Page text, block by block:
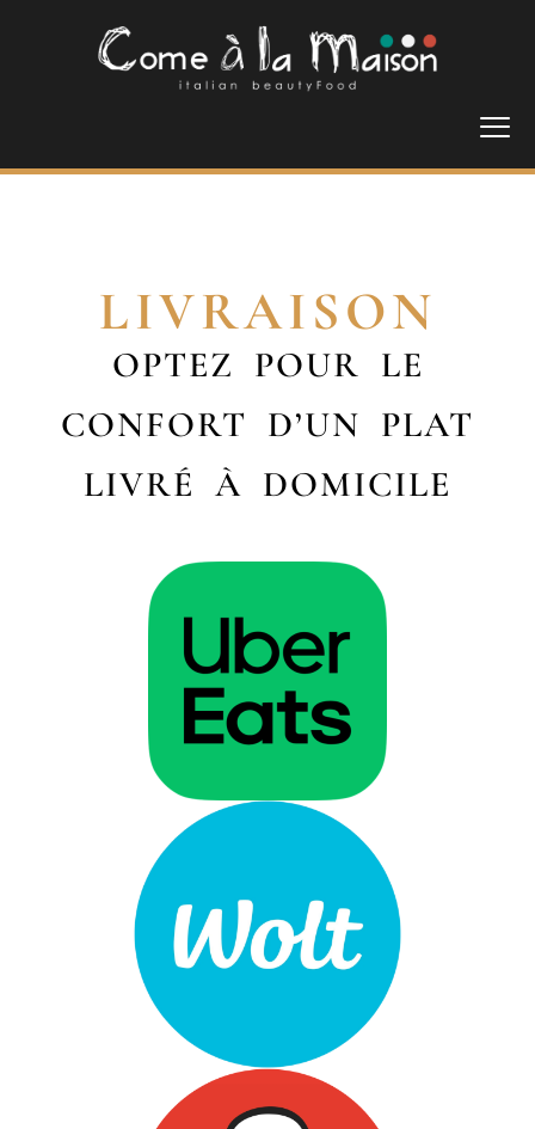
LIVRAISON
OPTEZ POUR LE
CONFORT D’UN PLAT
LIVRÉ À DOMICILE